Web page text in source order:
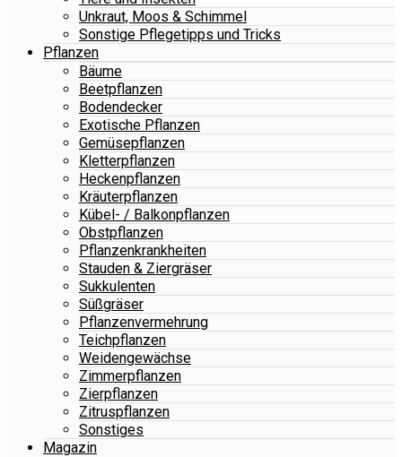
Unkraut, Moos & Schimmel
Sonstige Pflegetipps und Tricks
Pflanzen
Bäume
Beetpflanzen
Bodendecker
Exotische Pflanzen
Gemüsepflanzen
Kletterpflanzen
Heckenpflanzen
Kräuterpflanzen
Kübel- / Balkonpflanzen
Obstpflanzen
Pflanzenkrankheiten
Stauden & Ziergräser
Sukkulenten
Süßgräser
Pflanzenvermehrung
Teichpflanzen
Weidengewächse
Zimmerpflanzen
Zierpflanzen
Zitruspflanzen
Sonstiges
Magazin